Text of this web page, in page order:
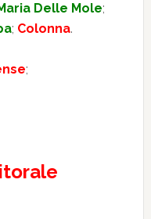
Delle Mole;
; Colonna.
;